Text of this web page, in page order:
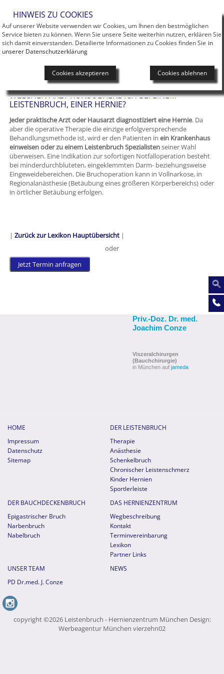
HINWEIS ZU COOKIES
Auf unserer Website verwenden wir Cookies, um Ihnen den bestmöglichen
Service bieten zu können. Wenn Sie unsere Seite weiterhin nutzen, erklären Sie
sich damit einverstanden. Detailierte Informationen zu Cookies finden Sie in
unserer Datenschutzerklärung
Cookies ablehnen
Cookies akzeptieren
LEXIKON
Das Hernienzentrum Lexikon Arzt für Leistenbruch
WELCHEN ARZT KONSULTIERE ICH BEI EINEM
LEISTENBRUCH, EINER HERNIE?
Jeder praktische Arzt oder Hausarzt diagnostiziert eine Hernie. Da
aber die operative Therapie die einzige erfolgversprechende
Behandlungsmethode ist, wird er den Patienten inein Krankenhaus
einweisen oder zu einem Leistenbruch Spezialistenseiner Wahl
überweisen. Eine Indikation zur sofortigen Notfalloperation besteht
bei minderdurchbluteten, eingeklemmten Darm- beziehungsweise
Eingeweidebereichen. Die Bruchoperation kann in Vollnarkose, in
Regionalanästhesie (Betäubung eines größeren Körperbereichs) oder
in örtlicher Betäubung erfolgen.
|Zurück zur Lexikon Hauptübersicht |
oder
Jetzt Termin anfragen
Priv.-Doz. Dr. med.
Joachim Conze
Viszeralchirurgen
(Bauchchirurgie)
in München auf jameda
HOME
Impressum
Datenschutz
Sitemap
DER LEISTENBRUCH
Therapie
Anästhesie
Schenkelbruch
Chronischer Leistenschmerz
Kinder Hernien
Sportlerleiste
DER BAUCHDECKENBRUCH
Epigastrischer Bruch
Narbenbruch
Nabelbruch
DAS HERNIENZENTRUM
Wegbeschreibung
Kontakt
Terminvereinbarung
Lexikon
Partner Links
UNSER TEAM
PD Dr.med. J. Conze
NEWS
copyright ©2026 Leistenbruch - Hernienzentrum München Design:
Werbeagentur München vierzehn02